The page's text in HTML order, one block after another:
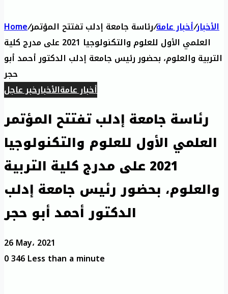
Home/ الأخبار/أخبار عامة/رئاسة جامعة إدلب تفتتح المؤتمر
العلمي الأول للعلوم والتكنولوجيا 2021 على مدرج كلية
التربية والعلوم، بحضور رئيس جامعة إدلب الدكتور أحمد أبو
حجر
أخبار عامةالأخبارخبر عاجل
رئاسة جامعة إدلب تفتتح المؤتمر
العلمي الأول للعلوم والتكنولوجيا
2021 على مدرج كلية التربية
والعلوم، بحضور رئيس جامعة إدلب
الدكتور أحمد أبو حجر
26 May، 2021
0346Less than a minute